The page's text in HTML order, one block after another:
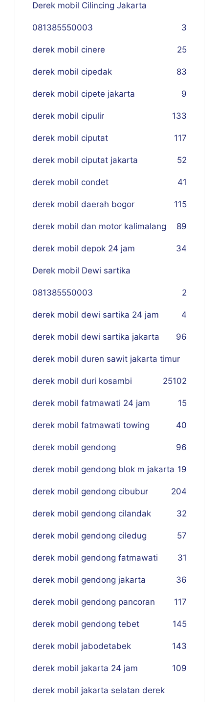
Derek mobil Cilincing Jakarta
081385550003 3
derek mobil cinere 25
derek mobil cipedak 83
derek mobil cipete jakarta 9
derek mobil cipulir 133
derek mobil ciputat 117
derek mobil ciputat jakarta 52
derek mobil condet 41
derek mobil daerah bogor 115
derek mobil dan motor kalimalang 89
derek mobil depok 24 jam 34
Derek mobil Dewi sartika
081385550003 2
derek mobil dewi sartika 24 jam 4
derek mobil dewi sartika jakarta 96
derek mobil duren sawit jakarta timur
102
derek mobil duri kosambi 25
derek mobil fatmawati 24 jam 15
derek mobil fatmawati towing 40
derek mobil gendong 96
derek mobil gendong blok m jakarta 19
derek mobil gendong cibubur 204
derek mobil gendong cilandak 32
derek mobil gendong ciledug 57
derek mobil gendong fatmawati 31
derek mobil gendong jakarta 36
derek mobil gendong pancoran 117
derek mobil gendong tebet 145
derek mobil jabodetabek 143
derek mobil jakarta 24 jam 109
derek mobil jakarta selatan derek